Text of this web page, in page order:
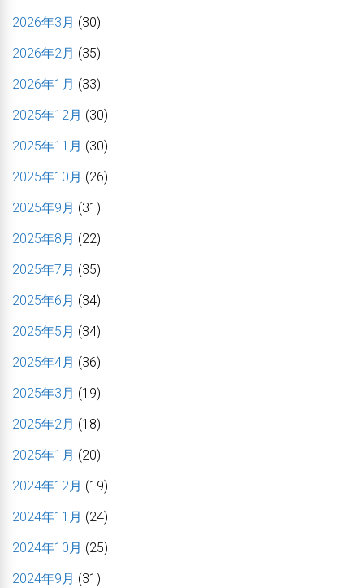
2026年3月 (30)
2026年2月 (35)
2026年1月 (33)
2025年12月 (30)
2025年11月 (30)
2025年10月 (26)
2025年9月 (31)
2025年8月 (22)
2025年7月 (35)
2025年6月 (34)
2025年5月 (34)
2025年4月 (36)
2025年3月 (19)
2025年2月 (18)
2025年1月 (20)
2024年12月 (19)
2024年11月 (24)
2024年10月 (25)
2024年9月 (31)